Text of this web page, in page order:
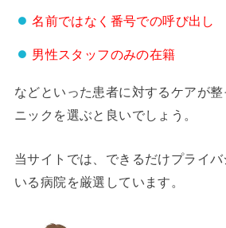
名前ではなく番号での呼び出し
男性スタッフのみの在籍
などといった患者に対するケアが
ニックを選ぶと良いでしょう。
当サイトでは、できるだけプライ
いる病院を厳選しています。